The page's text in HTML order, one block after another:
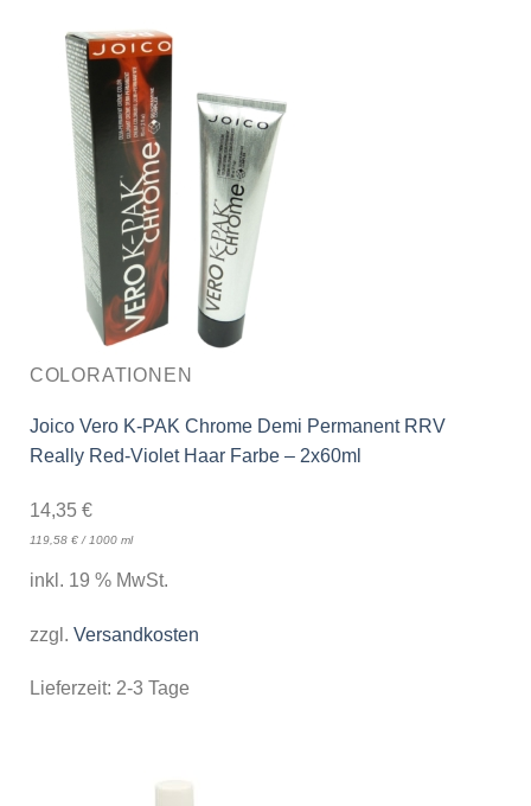
COLORATIONEN
Joico Vero K-PAK Chrome Demi Permanent RRV
Really Red-Violet Haar Farbe – 2x60ml
14,35 €
119,58 €/ 1000 ml
inkl. 19 % MwSt.
zzgl. Versandkosten
Lieferzeit: 2-3 Tage